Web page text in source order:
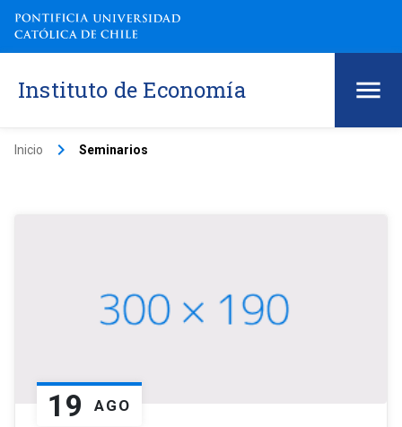
Instituto de Economía
Inicio keyboard_arrow_right Seminarios
19 AGO